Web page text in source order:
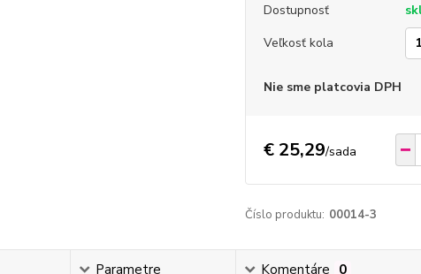
Dostupnosť
Veľkosť kola
Nie sme platcovia DPH
€ 25,29/sada
Číslo produktu: 00014-3
Parametre Komentáre 0